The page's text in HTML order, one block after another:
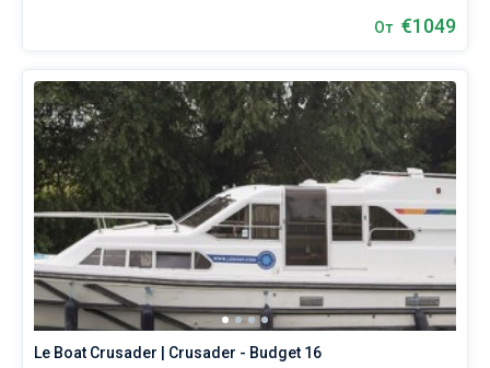
От €1049
Le Boat Crusader | Crusader - Budget 16